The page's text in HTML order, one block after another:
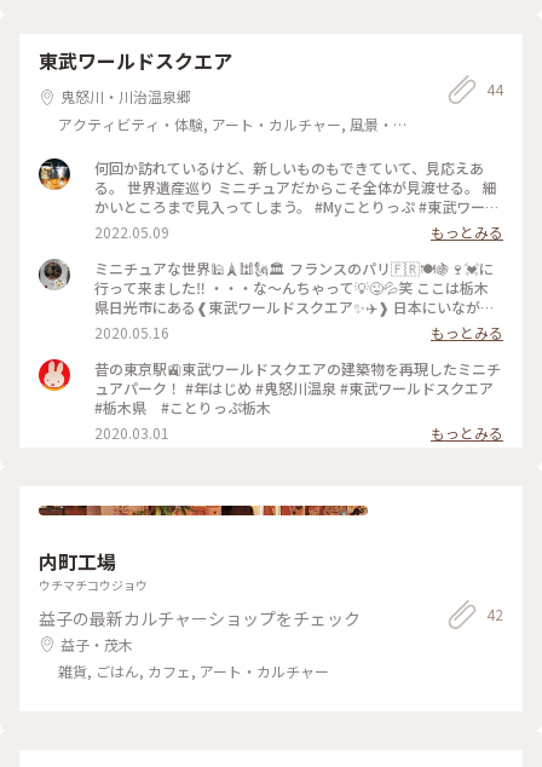
東武ワールドスクエア
鬼怒川・川治温泉郷
アクティビティ・体験, アート・カルチャー, 風景・景
44
何回か訪れているけど、新しいものもできていて、見応えあ
る。 世界遺産巡り ミニチュアだからこそ全体が見渡せる。 細
かいところまで見入ってしまう。 #Myことりっぷ #東武ワール
ドスクエア#世界遺産#文化遺産#ミニチュア#栃木#日光#鬼怒
川
2022.05.09
もっとみる
ミニチュアな世界🕌🗼🕍🗽🏛️ フランスのパリ🇫🇷🍽️🍇🍷💓に
行って来ました‼️ ・・・な～んちゃって💡😜💦笑 ここは栃木
県日光市にある❰東武ワールドスクエア✨✈️❱ 日本にいながら
にして世界のいろんな建造物や観光スポットがミニチュアサイ
ズで見る事ができます✨🗽 以前、家族旅行で行った時のお写真
📸ですが、このミニチュア感分かりますでしょうか？😂 下の
方にとってもとってもミニチュアな人が沢山いるのです
が・・・😏 分かりづらいかもです😓 いつか本当のフランス
🇫🇷に行きたいなぁ✨😌✨✈️🧳 #旅の思い出 #日光市 #東武ワー
ルドスクエア #ミニチュア
2020.05.16
もっとみる
昔の東京駅🚉東武ワールドスクエアの建築物を再現したミニチ
ュアパーク！ #年はじめ #鬼怒川温泉 #東武ワールドスクエア
#栃木県 #ことりっぷ栃木
2020.03.01
もっとみる
内町工場
ウチマチコウジョウ
益子の最新カルチャーショップをチェック
益子・茂木
雑貨, ごはん, カフェ, アート・カルチャー
42